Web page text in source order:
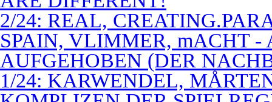
2/24: REAL,
SPAIN, VLIMMER, mACHT -
AUFGEHOBEN (DER
1/24: KARWENDEL,